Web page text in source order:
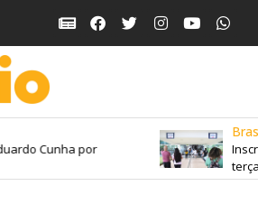
Cunha por
Brasil